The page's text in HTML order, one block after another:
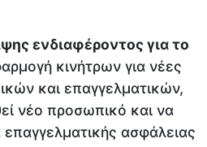
ενδιαφέροντος για το
κινήτρων για νέες
και επαγγελματικών,
νέο προσωπικό και να
επαγγελματικής ασφάλειας